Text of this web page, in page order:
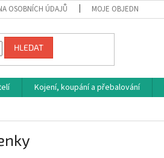
OSOBNÍCH ÚDAJŮ MOJE OBJEDNÁVKA
HLEDAT
Kojení, koupání a přebalování